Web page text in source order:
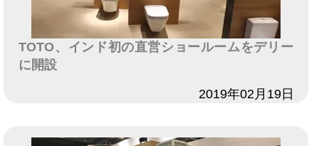
TOTO、インド初の直営ショールームをデリー
に開設
2019年02月19日